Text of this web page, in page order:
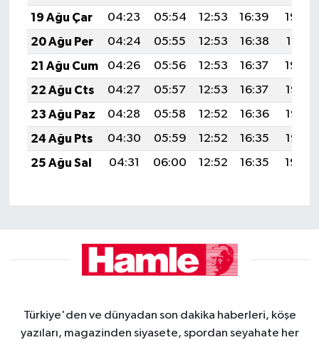
19 Ağu Çar
04:23 05:54 12:53 16:39
19:42
20 Ağu Per
04:24 05:55 12:53 16:38
19:41
21 Ağu Cum
04:26 05:56 12:53 16:37
19:40
22 Ağu Cts
04:27 05:57 12:53 16:37
19:38
23 Ağu Paz
04:28 05:58 12:52 16:36
19:37
24 Ağu Pts
04:30 05:59 12:52 16:35
19:35
25 Ağu Sal
04:31 06:00 12:52 16:35 19:34
Türkiye'den ve dünyadan son dakika haberleri, köşe
yazıları, magazinden siyasete, spordan seyahate her